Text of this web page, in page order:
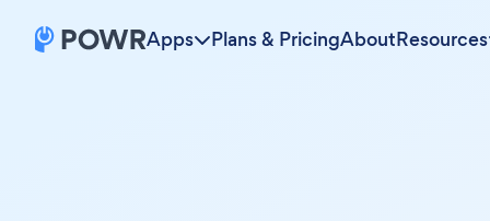
Apps Plans & PricingAboutResources